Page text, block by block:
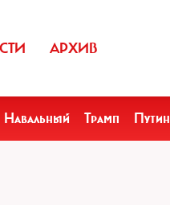
АРХИВ
Навальный Трамп Путин